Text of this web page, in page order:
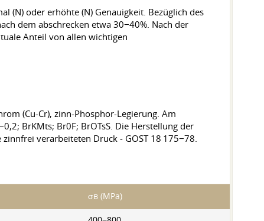
(N) oder erhöhte (N) Genauigkeit. Bezüglich des
dem abschrecken etwa 30−40%. Nach der
Anteil von allen wichtigen
(Cu-Cr), zinn-Phosphor-Legierung. Am
BrKMts; Br0F; BrOTsS. Die Herstellung der
verarbeiteten Druck - GOST 18 175−78.
σв (MPa)